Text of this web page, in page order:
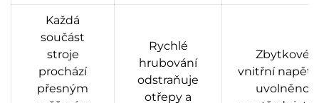
Každá
součást
stroje
prochází
přesným
Rychlé
hrubování
odstraňuje
otřepy a
Zbytkové
vnitřní napětí
uvolněno